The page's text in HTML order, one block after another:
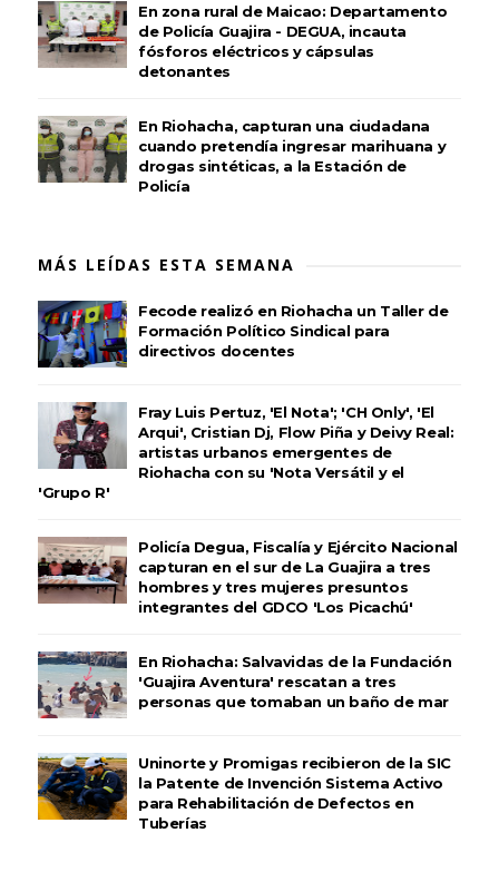
En zona rural de Maicao: Departamento
de Policía Guajira - DEGUA, incauta
fósforos eléctricos y cápsulas
detonantes
En Riohacha, capturan una ciudadana
cuando pretendía ingresar marihuana y
drogas sintéticas, a la Estación de
Policía
MÁS LEÍDAS ESTA SEMANA
Fecode realizó en Riohacha un Taller de
Formación Político Sindical para
directivos docentes
Fray Luis Pertuz, 'El Nota'; 'CH Only', 'El
Arqui', Cristian Dj, Flow Piña y Deivy Real:
artistas urbanos emergentes de
Riohacha con su 'Nota Versátil y el
'Grupo R'
Policía Degua, Fiscalía y Ejército Nacional
capturan en el sur de La Guajira a tres
hombres y tres mujeres presuntos
integrantes del GDCO 'Los Picachú'
En Riohacha: Salvavidas de la Fundación
'Guajira Aventura' rescatan a tres
personas que tomaban un baño de mar
Uninorte y Promigas recibieron de la SIC
la Patente de Invención Sistema Activo
para Rehabilitación de Defectos en
Tuberías